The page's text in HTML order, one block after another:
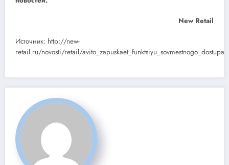
New Retail
Источник: http://new-
retail.ru/novosti/retail/